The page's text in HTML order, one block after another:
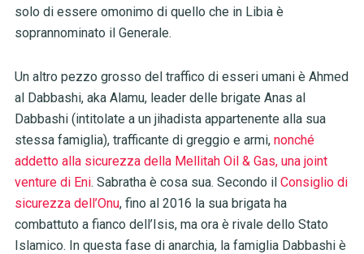
solo di essere omonimo di quello che in Libia è
soprannominato il Generale.
Un altro pezzo grosso del traffico di esseri umani è Ahmed
al Dabbashi, aka Alamu, leader delle brigate Anas al
Dabbashi (intitolate a un jihadista appartenente alla sua
stessa famiglia), trafficante di greggio e armi, nonché
addetto alla sicurezza della Mellitah Oil & Gas, una joint
venture di Eni. Sabratha è cosa sua. Secondo il Consiglio di
sicurezza dell’Onu, fino al 2016 la sua brigata ha
combattuto a fianco dell’Isis, ma ora è rivale dello Stato
Islamico. In questa fase di anarchia, la famiglia Dabbashi è